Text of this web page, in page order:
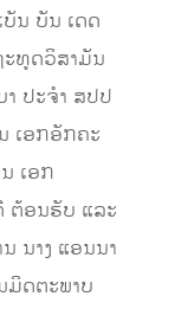
ນ ບັນ ເດດ
ະທູດວິສາມັນ
ປະຈຳ ສປປ
ເອກອັກຄະ
ເອກ
ຕ້ອນຮັບ ແລະ
ນາງ ແອນນາ
ມິດຕະພາບ